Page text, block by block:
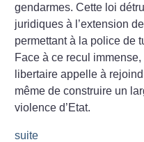
gendarmes. Cette loi
juridiques à l’extension
permettant à la police de
Face à ce recul
libertaire appelle à
même de construire un
violence d’Etat.
suite